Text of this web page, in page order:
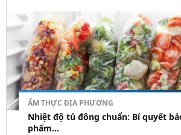
ẨM THỰC ĐỊA PHƯƠNG
Nhiệt độ tủ đông chuẩn: Bí quyết
phẩm...